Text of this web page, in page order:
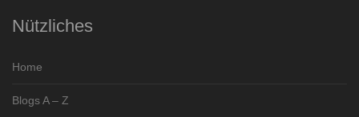
Nützliches
Home
Blogs A – Z